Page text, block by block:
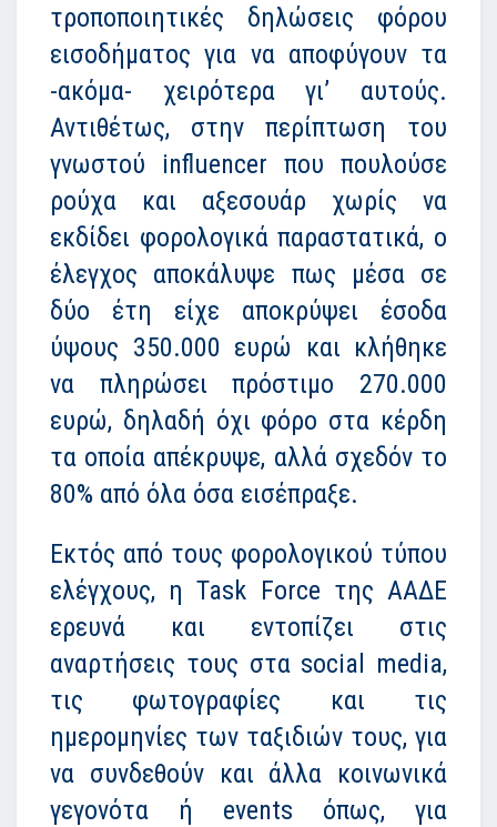
τροποποιητικές δηλώσεις φόρου
εισοδήματος για να αποφύγουν τα
-ακόμα- χειρότερα γι’ αυτούς.
Αντιθέτως, στην περίπτωση του
γνωστού influencer που πουλούσε
ρούχα και αξεσουάρ χωρίς να
εκδίδει φορολογικά παραστατικά, ο
έλεγχος αποκάλυψε πως μέσα σε
δύο έτη είχε αποκρύψει έσοδα
ύψους 350.000 ευρώ και κλήθηκε
να πληρώσει πρόστιμο 270.000
ευρώ, δηλαδή όχι φόρο στα κέρδη
τα οποία απέκρυψε, αλλά σχεδόν το
80% από όλα όσα εισέπραξε.
Εκτός από τους φορολογικού τύπου
ελέγχους, η Task Force της ΑΑΔΕ
ερευνά και εντοπίζει στις
αναρτήσεις τους στα social media,
τις φωτογραφίες και τις
ημερομηνίες των ταξιδιών τους, για
να συνδεθούν και άλλα κοινωνικά
γεγονότα ή events όπως, για